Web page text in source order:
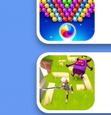
Pipe Mania